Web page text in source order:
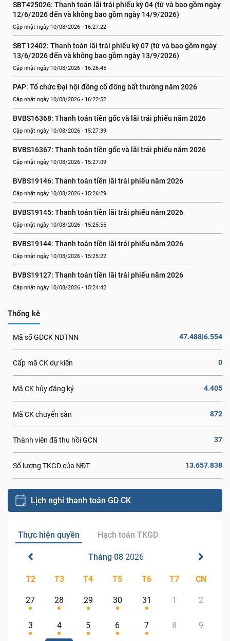
SBT425026: Thanh toán lãi trái phiếu kỳ 04 (từ và bao gồm ngày
12/6/2026 đến và không bao gồm ngày 14/9/2026)
Cập nhật ngày 10/08/2026 - 16:27:22
SBT12402: Thanh toán lãi trái phiếu kỳ 07 (từ và bao gồm ngày
13/6/2026 đến và không bao gồm ngày 13/9/2026)
Cập nhật ngày 10/08/2026 - 16:26:45
PAP: Tổ chức Đại hội đồng cổ đông bất thường năm 2026
Cập nhật ngày 10/08/2026 - 16:22:52
BVBS16368: Thanh toán tiền gốc và lãi trái phiếu năm 2026
Cập nhật ngày 10/08/2026 - 15:27:39
BVBS16367: Thanh toán tiền gốc và lãi trái phiếu năm 2026
Cập nhật ngày 10/08/2026 - 15:27:09
BVBS19146: Thanh toán tiền lãi trái phiếu năm 2026
Cập nhật ngày 10/08/2026 - 15:26:29
BVBS19145: Thanh toán tiền lãi trái phiếu năm 2026
Cập nhật ngày 10/08/2026 - 15:25:55
BVBS19144: Thanh toán tiền lãi trái phiếu năm 2026
Cập nhật ngày 10/08/2026 - 15:25:22
BVBS19127: Thanh toán tiền lãi trái phiếu năm 2026
Cập nhật ngày 10/08/2026 - 15:24:42
Thống kê
Mã số GDCK NĐTNN 47.488|6.554
Cấp mã CK dự kiến 0
Mã CK hủy đăng ký 4.405
Mã CK chuyển sàn 872
Thành viên đã thu hồi GCN 37
Số lượng TKGD của NĐT 13.657.838
Lịch nghỉ thanh toán GD CK
Thực hiện quyền Hạch toán TKGD
Tháng 08 2026
T2 T3 T4 T5 T6 T7 CN
27 28 29 30 31 1 2
3 4 5 6 7 8 9